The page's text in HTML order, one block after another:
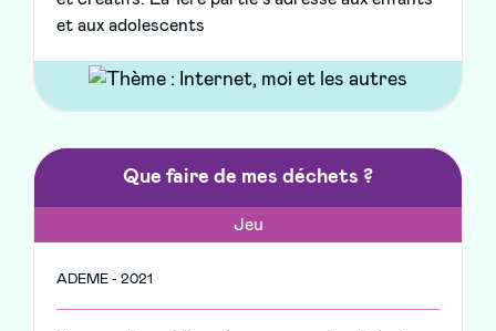
et aux adolescents
Que faire de mes déchets ?
Jeu
ADEME - 2021